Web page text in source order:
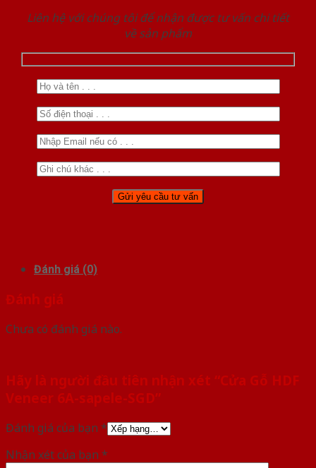
Liên hệ với chúng tôi để nhận được tư vấn chi tiết
về sản phẩm
Đánh giá (0)
Đánh giá
Chưa có đánh giá nào.
Hãy là người đầu tiên nhận xét “Cửa Gỗ HDF
Veneer 6A-sapele-SGD”
Đánh giá của bạn *
Nhận xét của bạn *